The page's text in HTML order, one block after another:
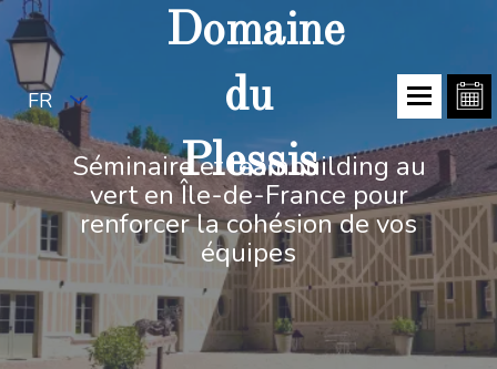
FR
Domaine
du
Plessis
Séminaire et teambuilding au
vert en Île-de-France pour
renforcer la cohésion de vos
équipes